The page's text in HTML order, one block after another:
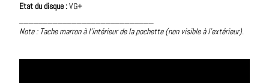
Etat du disque :VG+
Note : Tache marron à l’intérieur de la pochette (non visible à l’extérieur).